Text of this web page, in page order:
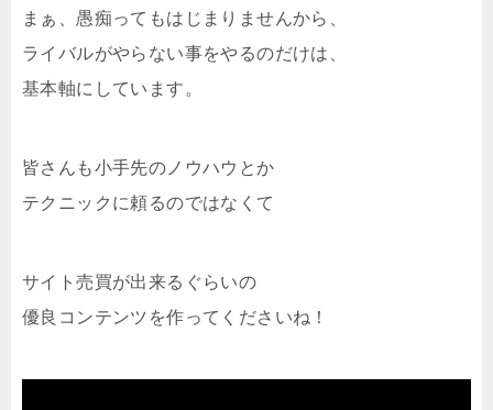
まぁ、愚痴ってもはじまりませんから、
ライバルがやらない事をやるのだけは、
基本軸にしています。
皆さんも小手先のノウハウとか
テクニックに頼るのではなくて
サイト売買が出来るぐらいの
優良コンテンツを作ってくださいね！